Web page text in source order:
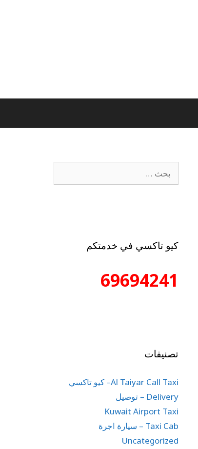
كيو تاكسي في خدمتكم
69694241
تصنيفات
Al Taiyar Call Taxi– كيو تاكسي
Delivery – توصيل
Kuwait Airport Taxi
Taxi Cab – سيارة اجرة
Uncategorized